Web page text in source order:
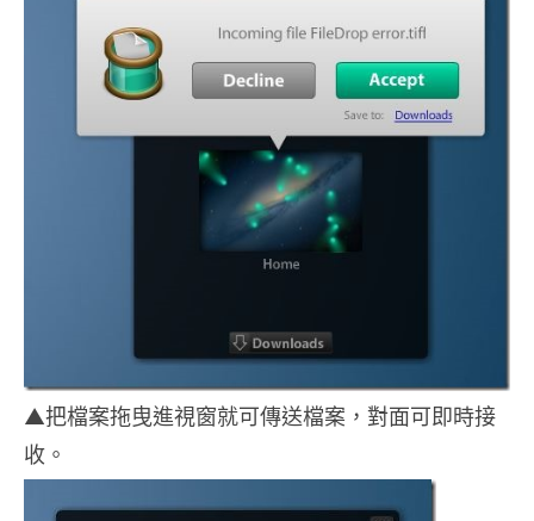
▲把檔案拖曳進視窗就可傳送檔案，對面可即時接
收。